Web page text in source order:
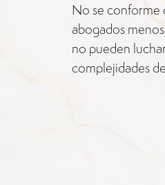
No se conforme
abogados
no pueden
complejidades